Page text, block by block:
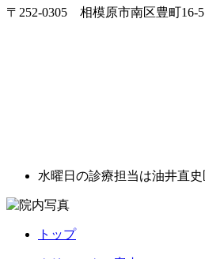
〒252-0305 相模原市南区豊町16-5
水曜日の診療担当は油井直史
トップ